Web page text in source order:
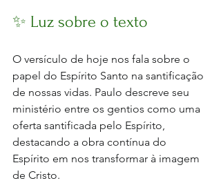
✨ Luz sobre o texto
O versículo de hoje nos fala sobre o
papel do Espírito Santo na santificação
de nossas vidas. Paulo descreve seu
ministério entre os gentios como uma
oferta santificada pelo Espírito,
destacando a obra contínua do
Espírito em nos transformar à imagem
de Cristo.